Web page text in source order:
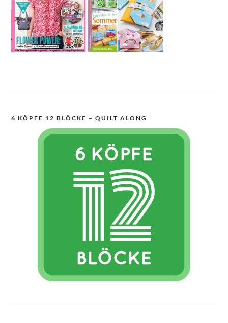
6 KÖPFE 12 BLÖCKE – QUILT ALONG